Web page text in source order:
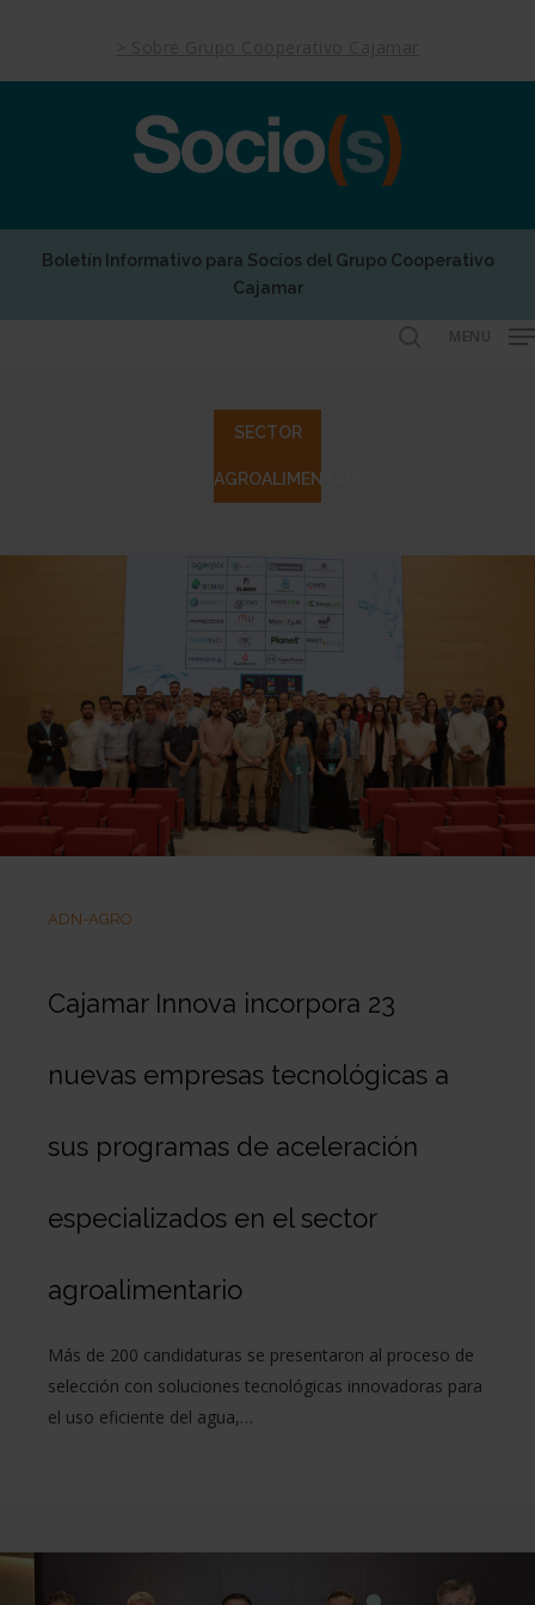
main
Boletín Informativo para Socios del Grupo Cooperativo
Cajamar
MENU
SECTOR
AGROALIMENTARIO
ADN-AGRO
Cajamar Innova incorpora 23
nuevas empresas tecnológicas a
sus programas de aceleración
especializados en el sector
agroalimentario
Más de 200 candidaturas se presentaron al proceso de
selección con soluciones tecnológicas innovadoras para
el uso eficiente del agua,…